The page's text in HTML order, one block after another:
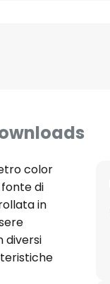
color
di
in
diversi
a